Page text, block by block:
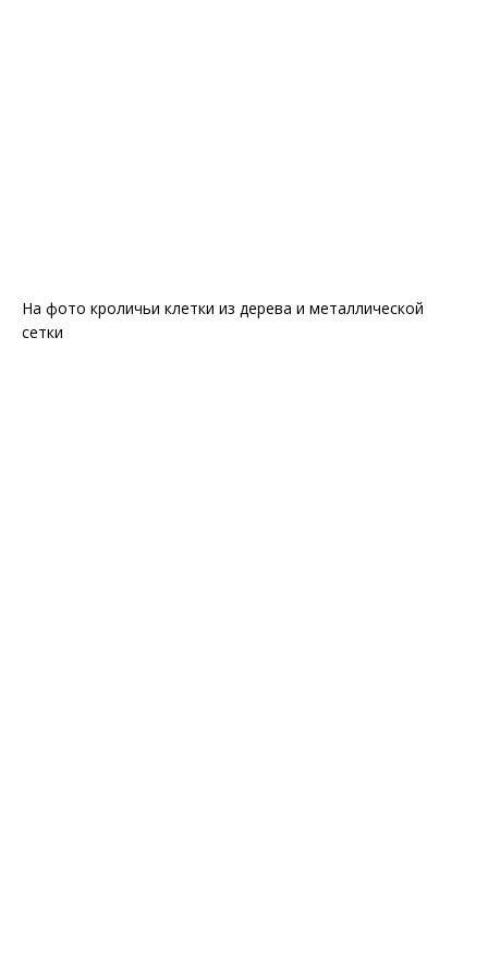
На фото кроличьи клетки из дерева и металлической
сетки